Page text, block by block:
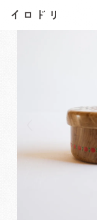
イロドリ